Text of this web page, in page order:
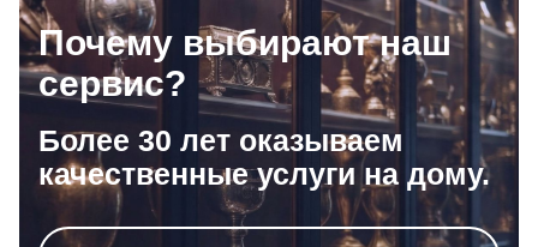
Почему выбирают наш
сервис?
Более 30 лет оказываем
качественные услуги на дому.